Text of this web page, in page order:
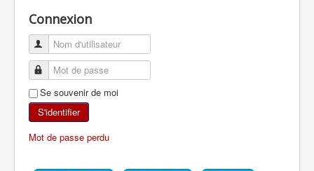
ESCALADE
ALPINISME
SKI DE RANDONNÉE
Connexion
Se souvenir de moi
S'identifier
Mot de passe perdu